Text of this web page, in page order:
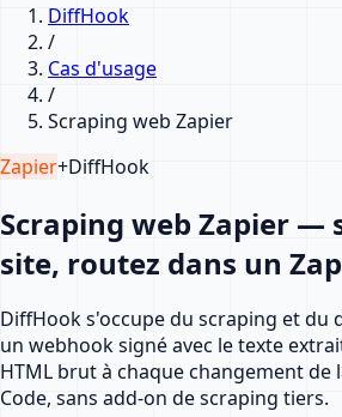
DiffHook
/
Cas d'usage
/
Scraping web Zapier
Zapier+DiffHook
Scraping web Zapier —
site, routez dans un Zap
DiffHook s'occupe du scraping et du
un webhook signé avec le texte
HTML brut à chaque changement
Code, sans add-on de scraping tiers.